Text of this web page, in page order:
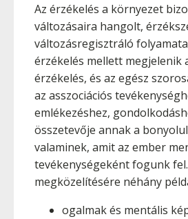
Az érzékelés a környezet
változásaira hangolt,
változásregisztráló
érzékelés mellett megjelenik
érzékelés, és az egész
az asszociációs
emlékezéshez,
összetevője annak a
valaminek, amit az ember
tevékenységeként fogunk
megközelítésére néhány
ogalmak és mentális